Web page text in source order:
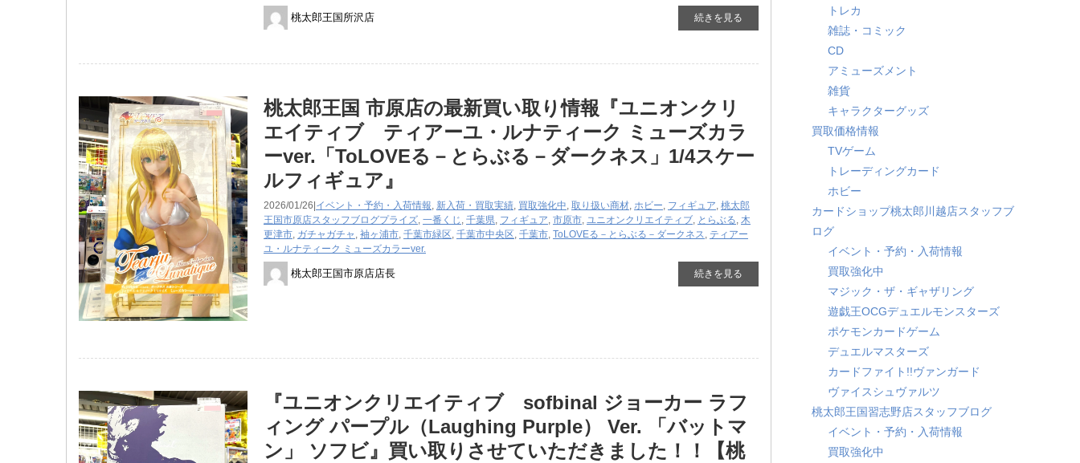
桃太郎王国所沢店 続きを見る
桃太郎王国 市原店の最新買い取り情報『ユニオンクリ
エイティブ ティアーユ・ルナティーク ミューズカラ
ーver.「ToLOVEる－とらぶる－ダークネス」1/4スケー
ルフィギュア』
2026/01/26| イベント・予約・入荷情報, 新入荷・買取実績, 買取強化中, 取り扱い商材, ホビー, フィギュア, 桃太郎
王国市原店スタッフブログプライズ, 一番くじ , 千葉県, フィギュア, 市原市, ユニオンクリエイティブ, とらぶる, 木
更津市, ガチャガチャ , 袖ヶ浦市, 千葉市緑区, 千葉市中央区, 千葉市, ToLOVEる－とらぶる－ダークネス, ティアー
ユ・ルナティーク ミューズカラーver.
桃太郎王国市原店店長 続きを見る
『ユニオンクリエイティブ sofbinal ジョーカー ラフ
ィング パープル（Laughing Purple） Ver. 「バットマ
ン」 ソフビ』買い取りさせていただきました！！【桃
トレカ
雑誌・コミック
CD
アミューズメント
雑貨
キャラクターグッズ
買取価格情報
TVゲーム
トレーディングカード
ホビー
カードショップ桃太郎川越店スタッフブ
ログ
イベント・予約・入荷情報
買取強化中
マジック・ザ・ギャザリング
遊戯王OCGデュエルモンスターズ
ポケモンカードゲーム
デュエルマスターズ
カードファイト!!ヴァンガード
ヴァイスシュヴァルツ
桃太郎王国習志野店スタッフブログ
イベント・予約・入荷情報
買取強化中